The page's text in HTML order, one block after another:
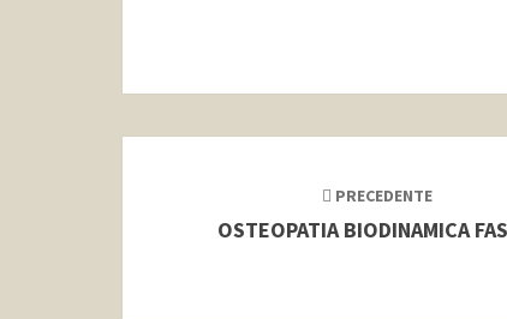
PRECEDENTE
OSTEOPATIA BIODINAMICA